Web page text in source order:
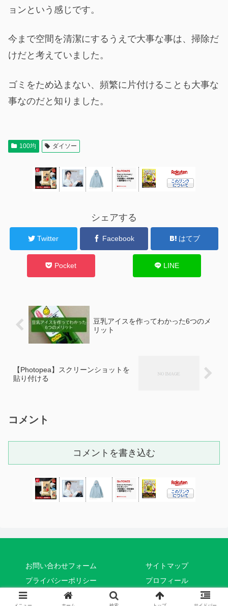
ョンという感じです。
今まで空間を清潔にするうえで大事な事は、掃除だ
けだと考えていました。
ゴミをため込まない、頻繁に片付けることも大事な
事なのだと知りました。
100均 ダイソー
シェアする
Twitter Facebook はてブ
Pocket LINE
豆乳アイスを作ってわかった6つのメ
リット
【Photopea】スクリーンショットを
貼り付ける
コメント
コメントを書き込む
お問い合わせフォーム
サイトマップ
プライバシーポリシー
プロフィール
© 2019 うしろまえ.